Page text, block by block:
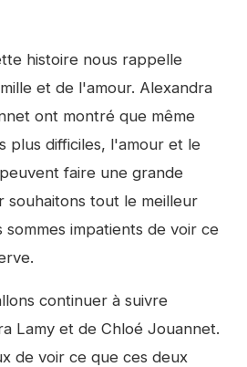
histoire nous rappelle
et de l'amour. Alexandra
ont montré que même
plus difficiles, l'amour et le
faire une grande
souhaitons tout le meilleur
impatients de voir ce
continuer à suivre
Lamy et de Chloé Jouannet.
de voir ce que ces deux